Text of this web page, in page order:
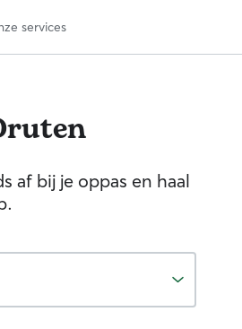
services
af bij je oppas en haal